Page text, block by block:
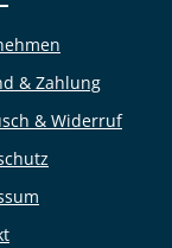
& Zahlung
& Widerruf